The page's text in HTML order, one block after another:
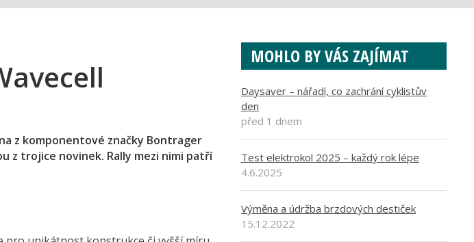
z komponentové značky Bontrager
z trojice novinek. Rally mezi nimi patří
MOHLO BY VÁS ZAJÍMAT
Daysaver – nářadí, co zachrání cyklistův
den
před 1 dnem
Test elektrokol 2025 – každý rok lépe
4.6.2025
Výměna a údržba brzdových destiček
15.12.2022